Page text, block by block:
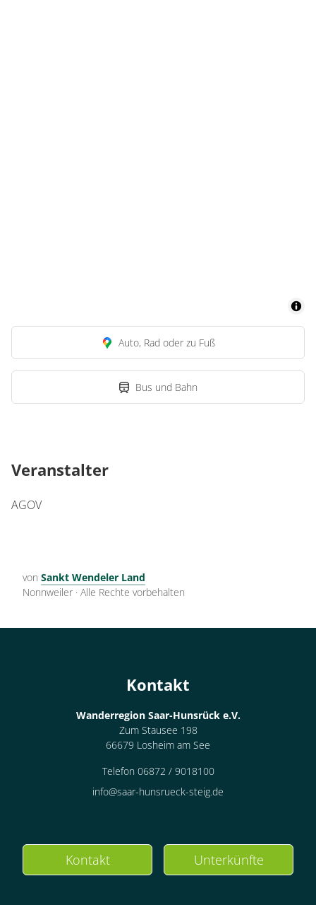
Auto, Rad oder zu Fuß
Bus und Bahn
Veranstalter
AGOV
von Sankt Wendeler Land
Nonnweiler · Alle Rechte vorbehalten
Kontakt
Wanderregion Saar-Hunsrück e.V.
Zum Stausee 198
66679 Losheim am See
Telefon 06872 / 9018100
info@saar-hunsrueck-steig.de
Kontakt Unterkünfte